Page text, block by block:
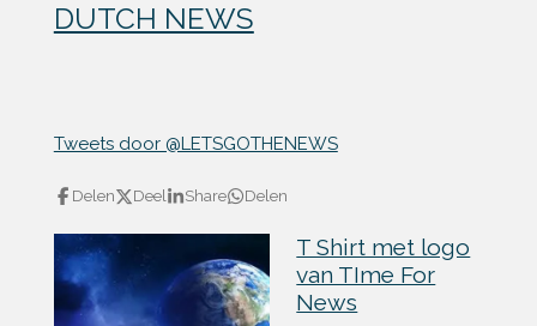
DUTCH NEWS
Tweets door @LETSGOTHENEWS
Delen Deel Share Delen
T Shirt met logo
van TIme For
News